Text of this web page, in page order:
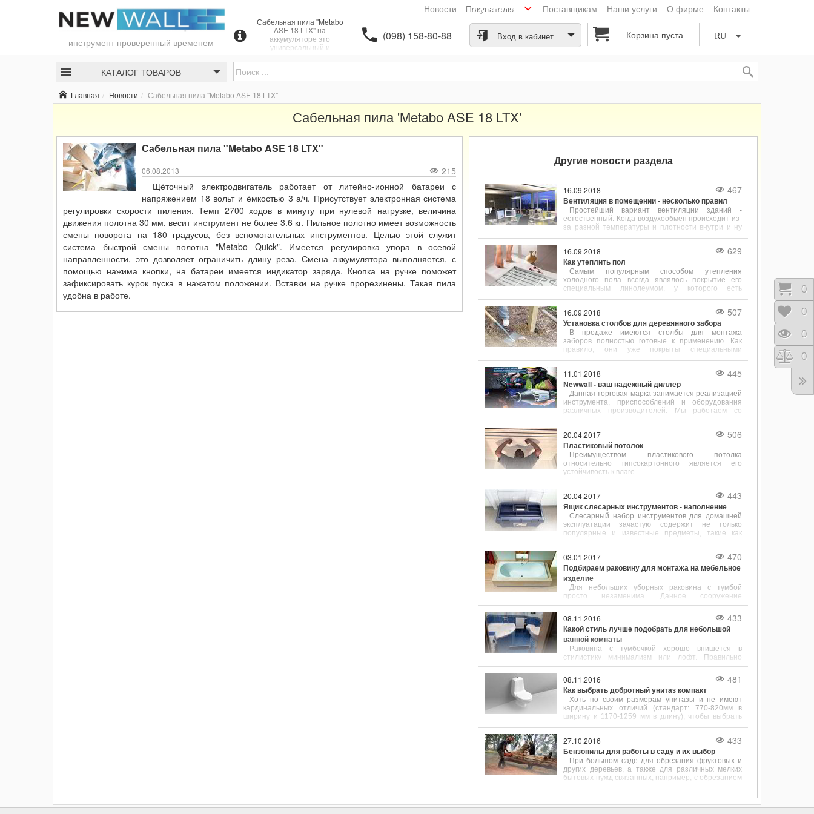
Новости Покупателю Поставщикам Наши услуги О фирме Контакты
инструмент проверенный временем
Сабельная пила "Metabo
ASE 18 LTX" на
аккумуляторе это
универсальный и
мобильный инструмент.
Модель этой пилы
предназначена для
распила металла,
ещё многих материалов.
Не габаритный и прочный
инструмент имеет
редуктор, изготовленный
(098) 158-80-88 RU
Корзина пуста
Вход в кабинет
КАТАЛОГТОВАРОВ
Главная Новости Сабельная пила "Metabo ASE 18 LTX"
Сабельная пила 'Metabo ASE 18 LTX'
Сабельная пила "Metabo ASE 18 LTX"
06.08.2013
215
Щёточный электродвигатель работает от литейно-ионной батареи с
напряжением 18 вольт и ёмкостью 3 а/ч. Присутствует электронная система
регулировки скорости пиления. Темп 2700 ходов в минуту при нулевой нагрузке, величина
движения полотна 30 мм, весит инструментне более 3.6 кг. Пильное полотно имеет возможность
смены поворота на 180 градусов, без вспомогательных инструментов. Целью этой служит
система быстрой смены полотна "Metabo Quick". Имеется регулировка упора в осевой
направленности, это дозволяет ограничить длину реза. Смена аккумулятора выполняется, с
помощью нажима кнопки, на батареи имеется индикатор заряда. Кнопка на ручке поможет
зафиксировать курок пуска в нажатом положении. Вставки на ручке прорезинены. Такая пила
удобна в работе.
Другие новости раздела
16.09.2018 467
Вентиляция в помещении - несколько правил
Простейший вариант вентиляции зданий -
естественный. Когда воздухообмен происходит из-
за разной температуры и плотности внутри и ну
16.09.2018 629
Как утеплить пол
Самым популярным способом утепления
холодного пола всегда являлось покрытие его
специальным линолеумом, у которого есть
16.09.2018 507
Установка столбов для деревянного забора
В продаже имеются столбы для монтажа
заборов полностью готовые к применению. Как
правило, они уже покрыты специальными
11.01.2018 445
Newwall - ваш надежный диллер
Данная торговая марка занимается реализацией
инструмента, приспособлений и оборудования
различных производителей. Мы работаем со
20.04.2017 506
Пластиковый потолок
Преимуществом пластикового потолка
относительно гипсокартонного является его
устойчивость к влаге.
20.04.2017 443
Ящик слесарных инструментов - наполнение
Слесарный набор инструментов для домашней
эксплуатации зачастую содержит не только
популярные и известные предметы, такие как
03.01.2017 470
Подбираем раковину для монтажа на мебельное
изделие
Для небольших уборных раковина с тумбой
просто незаменима. Данное сооружение
отличается повышенной функциональностью и
08.11.2016 433
Какой стиль лучше подобрать для небольшой
ванной комнаты
Раковина с тумбочкой хорошо впишется в
стилистику минимализм или лофт. Правильно
подобранные размеры сантехники помогут
08.11.2016 481
Как выбрать добротный унитаз компакт
Хоть по своим размерам унитазы и не имеют
кардинальных отличий (стандарт: 770-820мм в
ширину и 1170-1259 мм в длину), чтобы выбрать
27.10.2016 433
Бензопилы для работы в саду и их выбор
При большом саде для обрезания фруктовых и
других деревьев, а также для различных мелких
бытовых нужд связанных, например, с обрезанием
бензопила.
0
0
0
0